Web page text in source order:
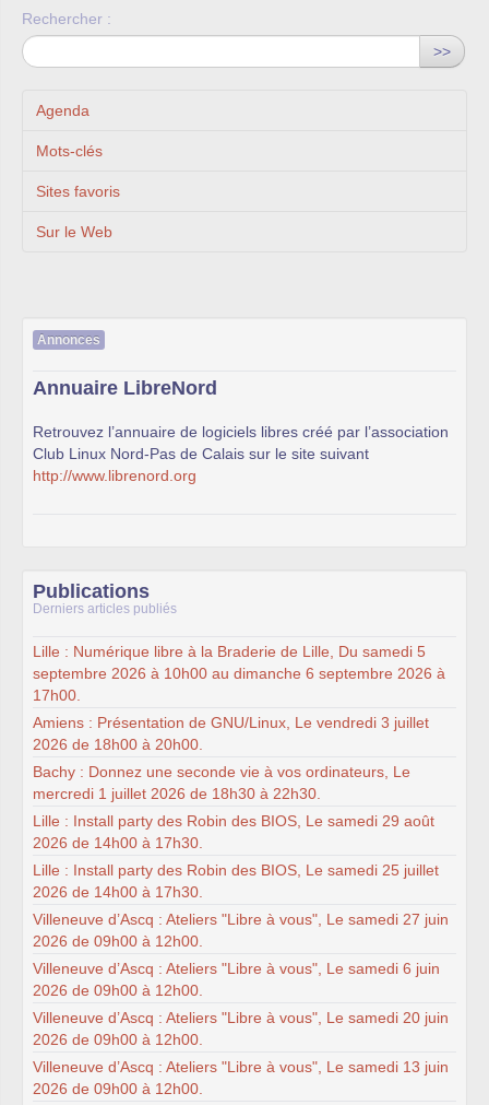
Rechercher :
>>
Agenda
Mots-clés
Sites favoris
Sur le Web
Annonces
Annuaire LibreNord
Retrouvez l’annuaire de logiciels libres créé par l’association
Club Linux Nord-Pas de Calais sur le site suivant
http://www.librenord.org
Publications
Derniers articles publiés
Lille : Numérique libre à la Braderie de Lille, Du samedi 5
septembre 2026 à 10h00 au dimanche 6 septembre 2026 à
17h00.
Amiens : Présentation de GNU/Linux, Le vendredi 3 juillet
2026 de 18h00 à 20h00.
Bachy : Donnez une seconde vie à vos ordinateurs, Le
mercredi 1 juillet 2026 de 18h30 à 22h30.
Lille : Install party des Robin des BIOS, Le samedi 29 août
2026 de 14h00 à 17h30.
Lille : Install party des Robin des BIOS, Le samedi 25 juillet
2026 de 14h00 à 17h30.
Villeneuve d’Ascq : Ateliers "Libre à vous", Le samedi 27 juin
2026 de 09h00 à 12h00.
Villeneuve d’Ascq : Ateliers "Libre à vous", Le samedi 6 juin
2026 de 09h00 à 12h00.
Villeneuve d’Ascq : Ateliers "Libre à vous", Le samedi 20 juin
2026 de 09h00 à 12h00.
Villeneuve d’Ascq : Ateliers "Libre à vous", Le samedi 13 juin
2026 de 09h00 à 12h00.